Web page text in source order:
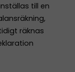
till en
räknas